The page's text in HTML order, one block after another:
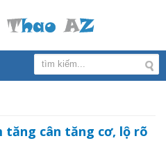
tăng cân tăng cơ, lộ rõ